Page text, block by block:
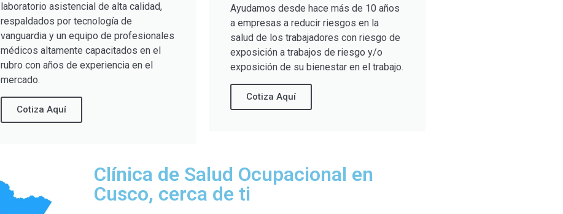
laboratorio asistencial de alta calidad,
respaldados por tecnología de
vanguardia y un equipo de profesionales
médicos altamente capacitados en el
rubro con años de experiencia en el
mercado.
Cotiza Aquí
Ayudamos desde hace más de 10 años
a empresas a reducir riesgos en la
salud de los trabajadores con riesgo de
exposición a trabajos de riesgo y/o
exposición de su bienestar en el trabajo.
Cotiza Aquí
Clínica de Salud Ocupacional en
Cusco, cerca de ti